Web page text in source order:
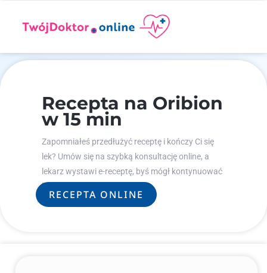
Recepta na Oribion
w 15 min
Zapomniałeś przedłużyć receptę i kończy Ci się
lek? Umów się na szybką konsultację online, a
lekarz wystawi e-receptę, byś mógł kontynuować
leczenie.
RECEPTA ONLINE